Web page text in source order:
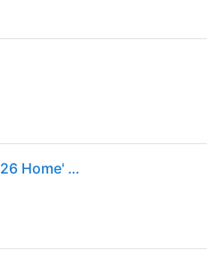
ADIDAS PERFORMANCE Completo sportivo 'Germany 26 Home' giallo / rosso / nero / bianco